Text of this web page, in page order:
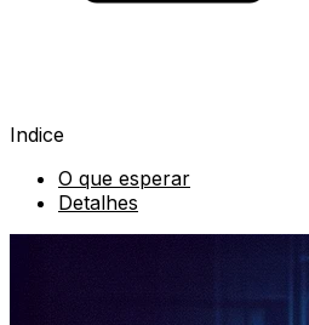
Indice
O que esperar
Detalhes